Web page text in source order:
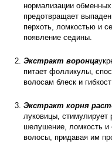
нормализации
предотвращает
перхоть, ломкостью и
появление седины.
Экстракт воронца
питает фолликулы,
волосам блеск и
Экстракт корня
луковицы, стимулирует
шелушение, ломкость и
волосы, придавая им